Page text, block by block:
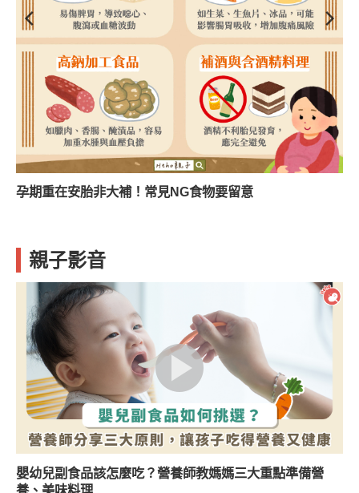
孕期重在安胎非大補！常見NG食物要留意
親子影音
嬰幼兒副食品該怎麼吃？營養師教媽媽三大重點準備營
養、美味料理